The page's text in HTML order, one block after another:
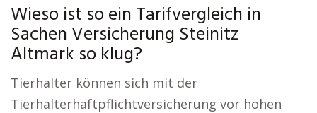
Wieso ist so ein Tarifvergleich in
Sachen Versicherung Steinitz
Altmark so klug?
Tierhalter können sich mit der
Tierhalterhaftpflichtversicherung vor hohen